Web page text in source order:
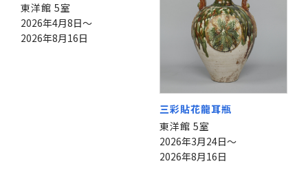
東洋館 5室
2026年4月8日～
2026年8月16日
三彩貼花龍耳瓶
東洋館 5室
2026年3月24日～
2026年8月16日